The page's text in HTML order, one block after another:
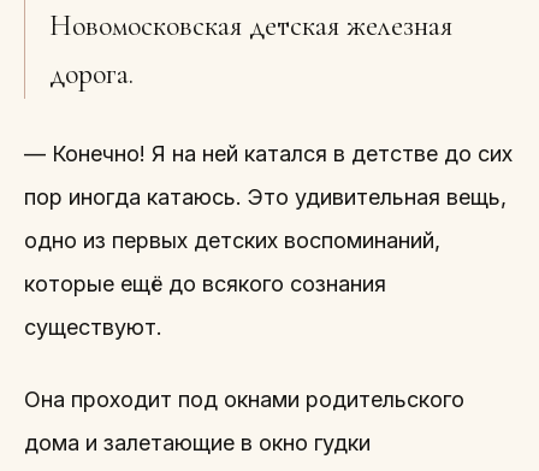
Новомосковская детская железная
дорога.
— Конечно! Я на ней катался в детстве до сих
пор иногда катаюсь. Это удивительная вещь,
одно из первых детских воспоминаний,
которые ещё до всякого сознания
существуют.
Она проходит под окнами родительского
дома и залетающие в окно гудки